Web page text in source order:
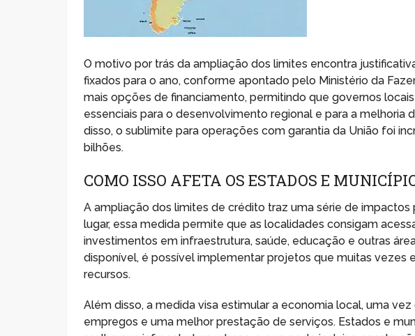
O motivo por trás da ampliação dos limites encontra
fixados para o ano, conforme apontado pelo Ministério da
mais opções de financiamento, permitindo que governos
essenciais para o desenvolvimento regional e para a melhoria
disso, o sublimite para operações com garantia da União foi
bilhões.
COMO ISSO AFETA OS ESTADOS E
A ampliação dos limites de crédito traz uma série de impactos
lugar, essa medida permite que as localidades consigam
investimentos em infraestrutura, saúde, educação e outras
disponível, é possível implementar projetos que muitas vezes
recursos.
Além disso, a medida visa estimular a economia local, uma
empregos e uma melhor prestação de serviços. Estados e